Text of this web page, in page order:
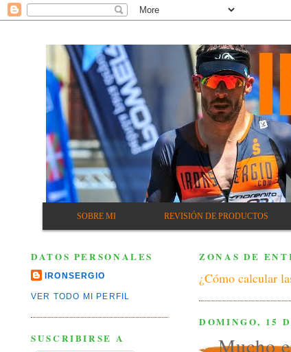
SOBRE MI REVISIÓN DE PRODUCTOS
DATOS PERSONALES
IRONSERGIO
VER TODO MI PERFIL
SUSCRIBIRSE A
ZONAS DE
¿Cómo calcular
DOMINGO, 15
Mucho